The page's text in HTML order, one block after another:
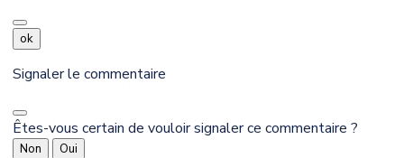
ok
Signaler le commentaire
Êtes-vous certain de vouloir signaler ce commentaire ?
Non Oui